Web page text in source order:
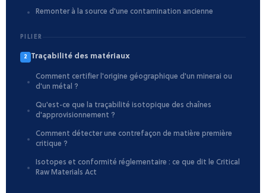
Remonter à la source d'une contamination ancienne
PILIER
2 Traçabilité des matériaux
Comment certifier l'origine géographique d'un minerai ou
d'un métal ?
Qu'est-ce que la traçabilité isotopique des chaînes
d'approvisionnement ?
Comment détecter une contrefaçon de matière première
critique ?
Isotopes et conformité réglementaire : ce que dit le Critical
Raw Materials Act